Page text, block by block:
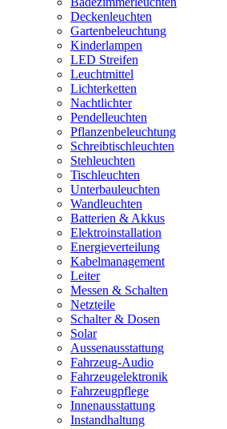
Deckenleuchten
Gartenbeleuchtung
Kinderlampen
LED Streifen
Leuchtmittel
Lichterketten
Nachtlichter
Pendelleuchten
Pflanzenbeleuchtung
Schreibtischleuchten
Stehleuchten
Tischleuchten
Unterbauleuchten
Wandleuchten
Batterien & Akkus
Elektroinstallation
Energieverteilung
Kabelmanagement
Leiter
Messen & Schalten
Netzteile
Schalter & Dosen
Solar
Aussenausstattung
Fahrzeug-Audio
Fahrzeugelektronik
Fahrzeugpflege
Innenausstattung
Instandhaltung